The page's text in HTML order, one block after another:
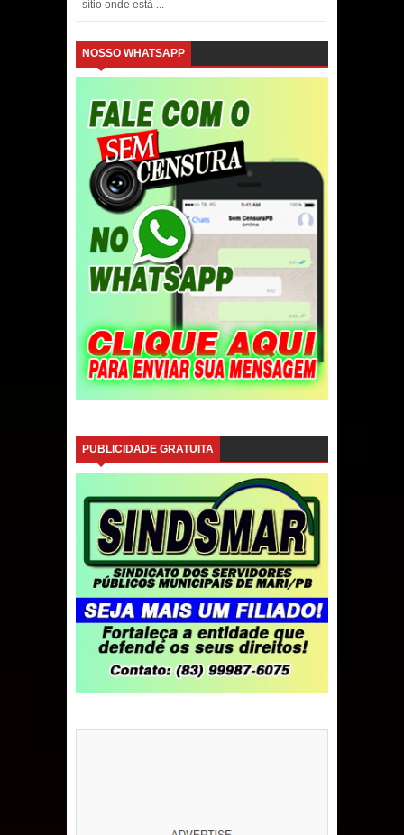
sítio onde está ...
NOSSO WHATSAPP
PUBLICIDADE GRATUITA